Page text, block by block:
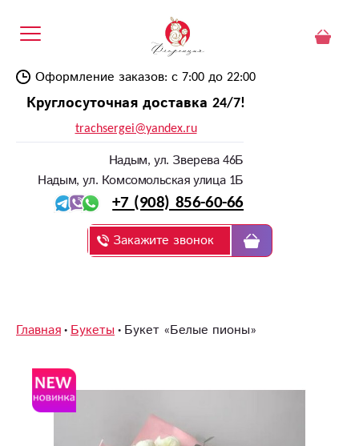
Оформление заказов: с 7:00 до 22:00
Круглосуточная доставка 24/7!
trachsergei@yandex.ru
Надым, ул. Зверева 46Б
Надым, ул. Комсомольская улица 1Б
+7 (908) 856-60-66
Закажите звонок
Главная Букеты Букет «Белые пионы»